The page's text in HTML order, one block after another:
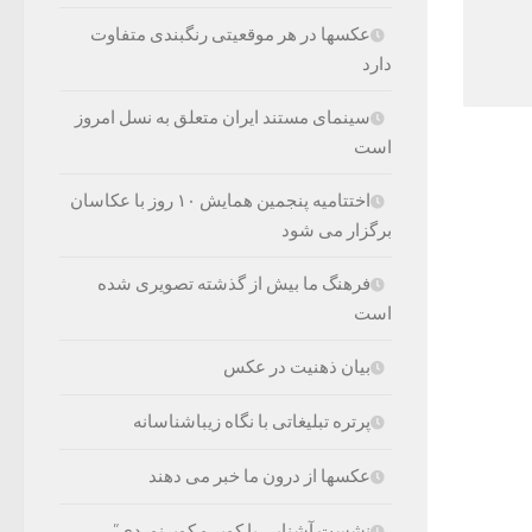
عکسها در هر موقعیتی رنگبندی متفاوت
دارد
سینمای مستند ایران متعلق به نسل امروز
است
اختتامیه پنجمین همایش ۱۰ روز با عکاسان
برگزار می شود
فرهنگ ما بیش از گذشته تصویری شده
است
بیان ذهنیت در عکس
پرتره تبلیغاتی با نگاه زیباشناسانه
عکسها از درون ما خبر می دهند